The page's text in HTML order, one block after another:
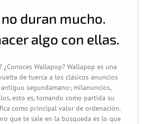
duran mucho.
algo con ellas.
¿Conoces Wallapop? Wallapop es una
de tuerca a los clásicos anuncios
segundamano-, milanuncios,
esto es, tomando como partida su
como principal valor de ordenación.
que te sale en la búsqueda es lo que